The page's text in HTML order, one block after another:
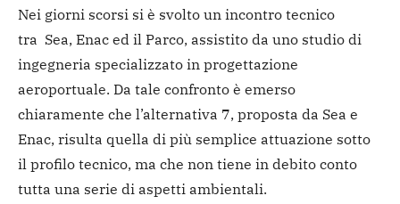
Nei giorni scorsi si è svolto un incontro tecnico
tra Sea, Enac ed il Parco, assistito da uno studio di
ingegneria specializzato in progettazione
aeroportuale. Da tale confronto è emerso
chiaramente che l’alternativa 7, proposta da Sea e
Enac, risulta quella di più semplice attuazione sotto
il profilo tecnico, ma che non tiene in debito conto
tutta una serie di aspetti ambientali.